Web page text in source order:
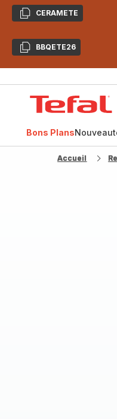
CopierCERAMETE
CopierBBQETE26
Bons Plans
Accueil